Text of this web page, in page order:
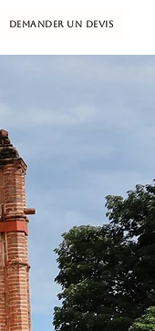
Demander un devis